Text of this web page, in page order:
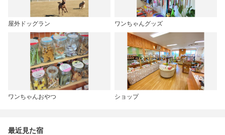
屋外ドッグラン ワンちゃんグッズ
ワンちゃんおやつ ショップ
最近見た宿